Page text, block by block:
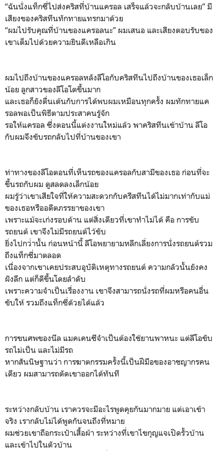
“ฉันนั่งแท็กซี่ไปส่งคริสที่บ้านแครอล เสร็จแล้วจะกลับบ้านเลย” มี
เสียงของคริสทีนทักทายแทรกมาด้วย
“ผมไปรับคุณที่บ้านของแครอลนะ” ผมเสนอ และเสียงตอบรับของ
เขาเต็มไปด้วยความยินดีเหลือเกิน
ผมไปถึงบ้านของแครอลหลังลีโอกับคริสทีนไปถึงบ้านของเธอเล็ก
น้อย ลูกสาวของลีโอโตขึ้นมาก
และเธอก็ยังตื่นเต้นกับการได้พบผมเหมือนทุกครั้ง ผมทักทายแค
รอลพอเป็นพิธีตามประสาคนรู้จัก
รอให้แครอล ซึ่งตอนนี้แต่งงานใหม่แล้ว พาคริสทีนเข้าบ้าน ลีโอ
กับผมจึงขับรถกลับไปที่บ้านของเขา
ท่าทางของลีโอตอนที่เห็นรถของแครอลกับสามีของเธอ ก่อนที่จะ
ขึ้นรถกับผม ดูสลดลงเล็กน้อย
ผมรู้ว่าเขาเสียใจที่ให้ความสะดวกกับครีสทีนได้ไม่มากเท่ากับแม่
ของเธอหรืออดีตภรรยาของเขา
เพราะแม้จะเก่งรอบด้าน แต่สิ่งเดียวที่เขาทำไม่ได้ คือ การขับ
รถยนต์ เขาจึงไม่มีรถยนต์ไว้ขับ
ยิ่งไปกว่่านั้น ก่อนหน้านี้ ลีโอพยายามหลีกเลี่ยงการนั่งรถยนต์รวม
ถึงแท็กซี่มาตลอด
เนื่องจากเขาเคยประสบอุบัติเหตุทางรถยนต์ ความกลัวนั้นยังคง
ฝังลึก แต่ก็ดีขึ้นโดยลำดับ
เพราะความจำเป็นเรื่องงาน เขาจึงสามารถนั่งรถที่ผมหรือคนอื่น
ขับให้ รวมถึงแท็กซี่ด้วยได้แล้ว
การขนศพของนีล แมคเคนซีจำเป็นต้องใช้ยานพาหนะ แต่ลีโอขับ
รถไม่เป็น และไม่มีรถ
หากสันนิษฐานว่า การฆาตกรรมครั้งนี้เป็นฝีมือของอาชญากรคน
เดียว ผมสามารถตัดเขาออกได้ทันที
ระหว่างกลับบ้าน เราควรจะมีอะไรพูดคุยกันมากมาย แต่เอาเข้า
จริง เรากลับไม่ได้พูดกันจนถึงที่หมาย
ผมช่วยเขาถือกระเป๋าเสื้อผ้า ระหว่างที่เขาไขกุญแจเปิดรั้วบ้าน
และเข้าไปในตัวบ้าน